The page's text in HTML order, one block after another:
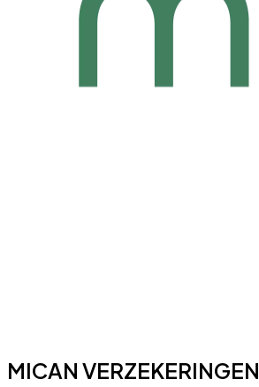
MICAN VERZEKERINGEN